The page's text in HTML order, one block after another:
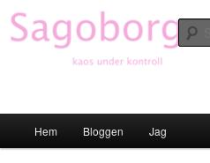
Hoppa
till
primärt
Hem Bloggen Jag